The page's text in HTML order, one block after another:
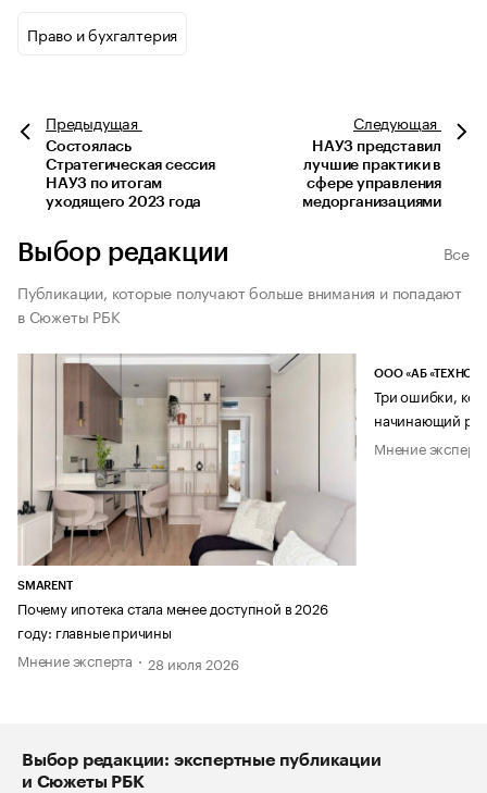
Право и бухгалтерия
Предыдущая
Состоялась
Стратегическая сессия
НАУЗ по итогам
уходящего 2023 года
Следующая
НАУЗ представил
лучшие практики в
сфере управления
медорганизациями
Выбор редакции
Все
Публикации, которые получают больше внимания и попадают
в Сюжеты РБК
SMARENT
Почему ипотека стала менее доступной в 2026
году: главные причины
Мнение эксперта
28 июля 2026
ООО «АБ
Три ошибки,
начинающий
Мнение
Выбор редакции: экспертные публикации
и Сюжеты РБК